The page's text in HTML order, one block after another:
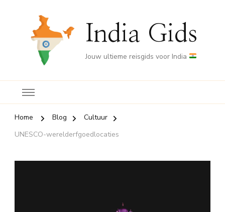
India Gids
Jouw ultieme reisgids voor India
Home Blog
Cultuur
UNESCO-werelderfgoedlocaties